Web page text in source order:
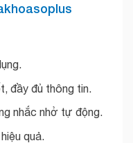
đầy đủ thông tin.
nhắc nhở tự động.
quả.